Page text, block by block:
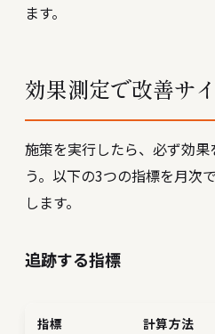
ます。
効果測定で改善サ
施策を実行したら、必ず効
う。以下の3つの指標を月次
します。
追跡する指標
指標 計算方法